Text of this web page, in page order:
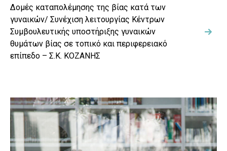
Δομές καταπολέμησης της βίας κατά των
γυναικών/ Συνέχιση λειτουργίας Κέντρων
Συμβουλευτικής υποστήριξης γυναικών
θυμάτων βίας σε τοπικό και περιφερειακό
επίπεδο – Σ.Κ. ΚΟΖΑΝΗΣ